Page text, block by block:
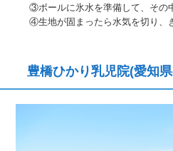
③ボールに氷水を準備して、その中
④生地が固まったら水気を切り、き
豊橋ひかり乳児院(愛知